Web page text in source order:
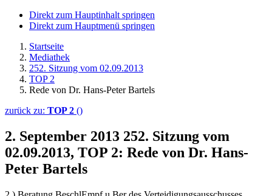
Direkt zum Hauptinhalt springen
Direkt zum Hauptmenü springen
Startseite
Mediathek
252. Sitzung vom 02.09.2013
TOP 2
Rede von Dr. Hans-Peter Bartels
zurück zu: TOP 2 ()
2. September 2013 252. Sitzung vom
02.09.2013, TOP 2: Rede von Dr. Hans-
Peter Bartels